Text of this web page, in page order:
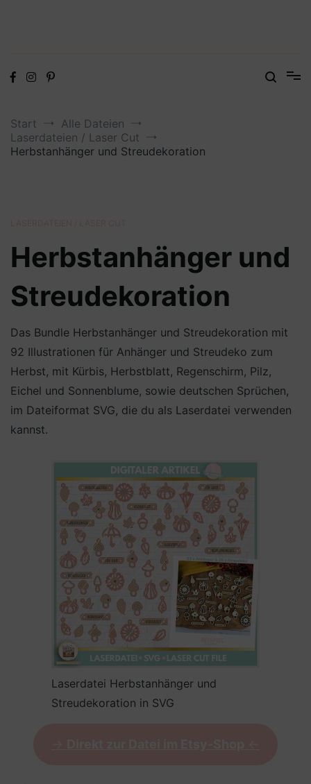
Start
Alle Dateien
Laserdateien / Laser Cut
Herbstanhänger und Streudekoration
Herbstanhänger und
Streudekoration
Das Bundle Herbstanhänger und Streudekoration mit
92 Illustrationen für Anhänger und Streudeko zum
Herbst, mit Kürbis, Herbstblatt, Regenschirm, Pilz,
Eichel und Sonnenblume, sowie deutschen Sprüchen,
im Dateiformat SVG, die du als Laserdatei verwenden
kannst.
Laserdatei Herbstanhänger und
Streudekoration in SVG